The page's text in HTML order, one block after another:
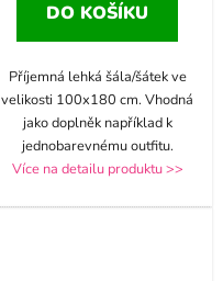
DO KOŠÍKU
Příjemná lehká šála/šátek ve
velikosti 100x180 cm. Vhodná
jako doplněk například k
jednobarevnému outfitu.
Více na detailu produktu >>